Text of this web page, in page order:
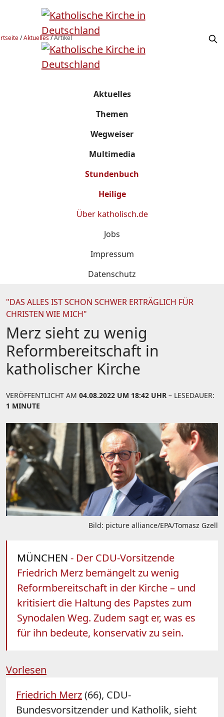
/Aktuelles/Artikel
Aktuelles
Themen
Wegweiser
Multimedia
Stundenbuch
Heilige
Über katholisch.de
Jobs
Impressum
Datenschutz
"DAS ALLES IST SCHON SCHWER ERTRÄGLICH FÜR
CHRISTEN WIE MICH"
Merz sieht zu wenig
Reformbereitschaft in
katholischer Kirche
VERÖFFENTLICHT AM 04.08.2022 UM 18:42 UHR – LESEDAUER:
1 MINUTE
Bild: picture alliance/EPA/Tomasz Gzell
MÜNCHEN - Der CDU-Vorsitzende
Friedrich Merz bemängelt zu wenig
Reformbereitschaft in der Kirche – und
kritisiert die Haltung des Papstes zum
Synodalen Weg. Zudem sagt er, was es
für ihn bedeute, konservativ zu sein.
Vorlesen
Friedrich Merz(66), CDU-
Bundesvorsitzender und Katholik, sieht